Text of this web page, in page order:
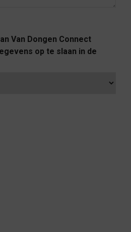
Van Dongen Connect
op te slaan in de